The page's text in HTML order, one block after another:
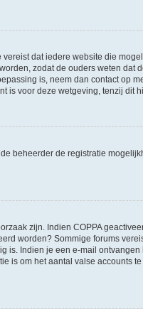
dat iedere website die
zodat de ouders weten dat
is, neem dan contact op
is voor deze wetgeving, tenzij dit
beheerder de registratie
zijn. Indien COPPA
worden? Sommige forums
is. Indien je een e-mail
is om het aantal valse accounts